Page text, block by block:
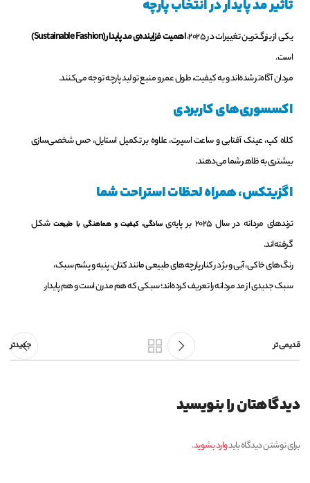
تاثیر مد پایدار در انتخاب پارچه
یکی از بزرگ‌ترین تغییرات در ۲۰۲۵،
اهمیت فزاینده‌ی مد پایدار (Sustainable Fashion)
است.
مردان آگاه‌تر شده‌اند و به کیفیت، طول عمر و منبع تولید پارچه توجه می‌کنند.
اکسسوری‌های کاربردی
کلاه کپ، عینک آفتابی و ساعت اسپرت، علاوه بر تکمیل استایل، حس شخصی‌سازی
بیشتری به ظاهر شما می‌دهند.
اگزیتکس، همراه لحظات استراحت شما
ترندهای مردانه در سال ۲۰۲۵ بر پایه‌ی سادگی، کیفیت و هماهنگی با طبیعتشکل
گرفته‌اند.
رنگ‌های خاکی، آبی و بژ در کنار پارچه‌های طبیعی مانند کتان، پنبه و پشم سبک،
سبک جدیدی از مد مردانه را تعریف کرده‌اند؛ سبکی که هم مدرن است و هم پایدار.
جدیدتر قدیمی تر
دیدگاهتان را بنویسید
برای نوشتن دیدگاه بایدوارد بشوید.